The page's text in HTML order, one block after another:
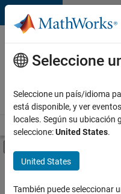
Saltar al contenido
Ofertas
de
empleo
MathWorks
Visión general Búsqueda de
Contenido principal
FILTRADO POR
Seleccione
Seleccione un país/idioma
está disponible, y ver
locales. Según su
seleccione:United States.
United States
También puede seleccionar